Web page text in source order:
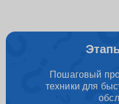
Пошаговый
техники для